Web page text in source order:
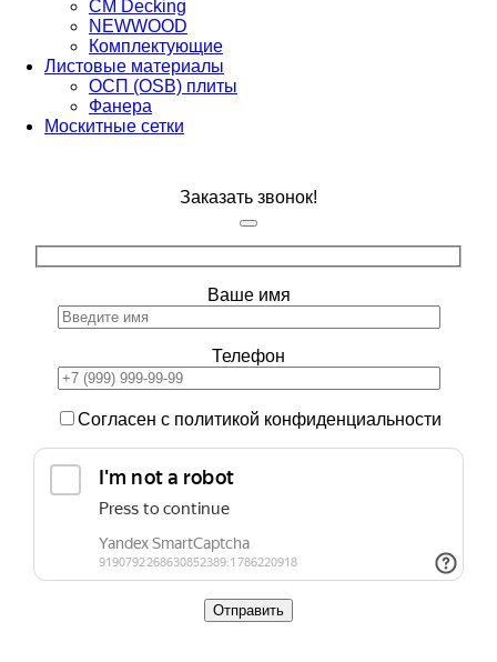
CM Decking
NEWWOOD
Комплектующие
Листовые материалы
ОСП (OSB) плиты
Фанера
Москитные сетки
Заказать звонок!
Ваше имя
Телефон
Согласен с политикой конфиденциальности